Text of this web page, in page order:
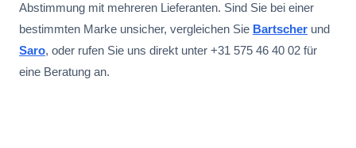
Abstimmung mit mehreren Lieferanten. Sind Sie bei einer
bestimmten Marke unsicher, vergleichen Sie Bartscher und
Saro, oder rufen Sie uns direkt unter +31 575 46 40 02 für
eine Beratung an.